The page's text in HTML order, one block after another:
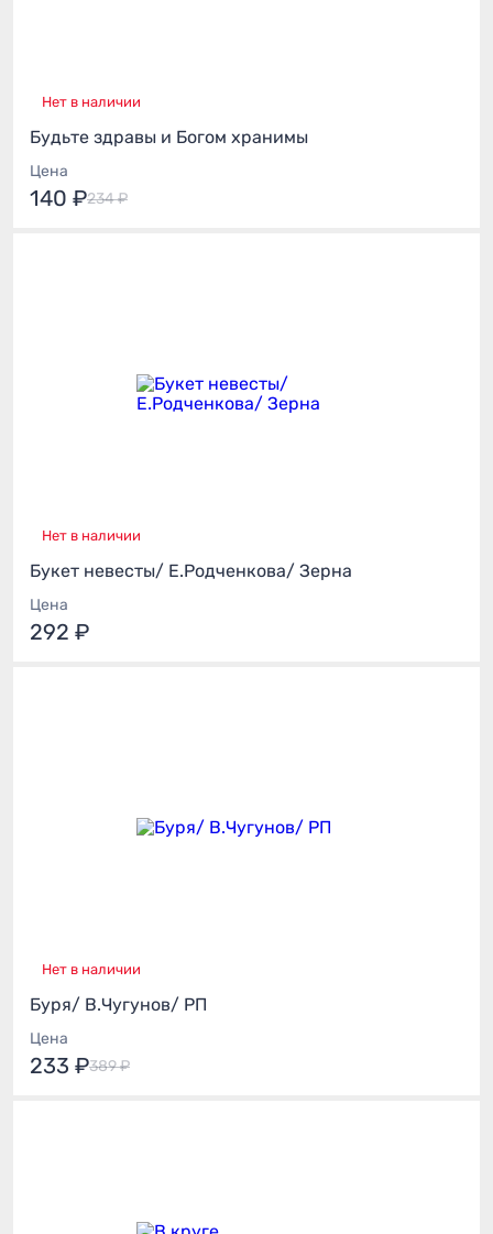
Нет в наличии
Будьте здравы и Богом хранимы
Цена
140 ₽234 ₽
Нет в наличии
Букет невесты/ Е.Родченкова/ Зерна
Цена
292 ₽
Нет в наличии
Буря/ В.Чугунов/ РП
Цена
233 ₽389 ₽